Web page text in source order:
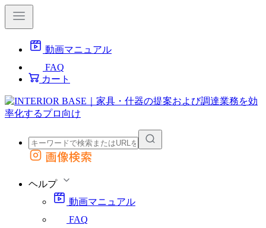
動画マニュアル
FAQ
カート
外部サイトの商品をカートに追加
画像検索
ヘルプ
動画マニュアル
FAQ